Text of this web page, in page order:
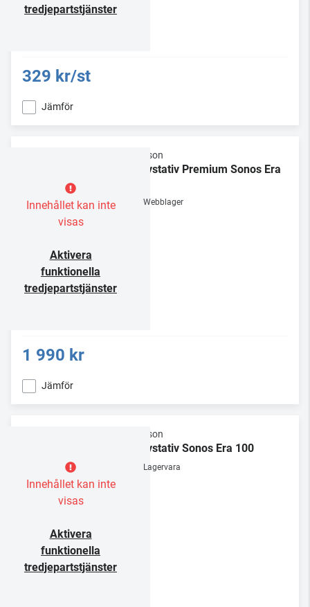
tredjepartstjänster
329 kr/st
Jämför
Innehållet kan inte
visas
Aktivera
funktionella
tredjepartstjänster
Flexson
Golvstativ Premium Sonos Era
Webblager
1 990 kr
Jämför
Innehållet kan inte
visas
Aktivera
funktionella
tredjepartstjänster
Flexson
Golvstativ Sonos Era 100
Lagervara